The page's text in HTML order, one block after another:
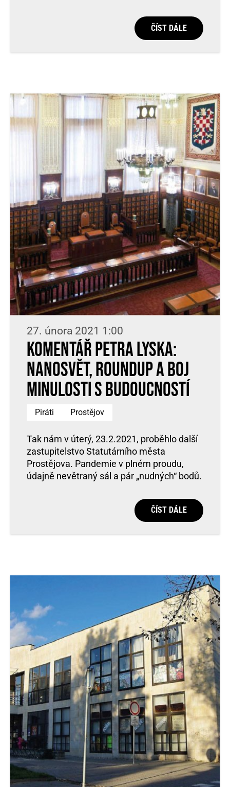
ČÍST DÁLE
27. února 2021 1:00
Komentář Petra Lyska:
Nanosvět, roundup a boj
minulosti s budoucností
Piráti Prostějov
Tak nám v úterý, 23.2.2021, proběhlo další
zastupitelstvo Statutárního města
Prostějova. Pandemie v plném proudu,
údajně nevětraný sál a pár „nudných“ bodů.
ČÍST DÁLE